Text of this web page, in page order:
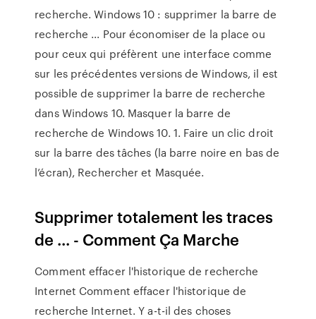
recherche. Windows 10 : supprimer la barre de
recherche ... Pour économiser de la place ou
pour ceux qui préfèrent une interface comme
sur les précédentes versions de Windows, il est
possible de supprimer la barre de recherche
dans Windows 10. Masquer la barre de
recherche de Windows 10. 1. Faire un clic droit
sur la barre des tâches (la barre noire en bas de
l’écran), Rechercher et Masquée.
Supprimer totalement les traces
de ... - Comment Ça Marche
Comment effacer l'historique de recherche
Internet Comment effacer l'historique de
recherche Internet. Y a-t-il des choses